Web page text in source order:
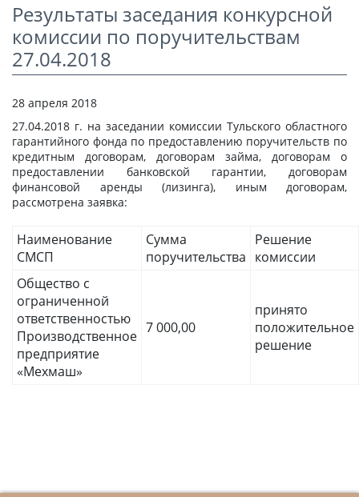
НОВОСТИ
СТАТЬИ
КОНТАКТЫ
Результаты заседания конкурсной
комиссии по поручительствам
27.04.2018
28 апреля 2018
27.04.2018 г. на заседании комиссии Тульского областного
гарантийного фонда по предоставлению поручительств по
кредитным договорам, договорам займа, договорам о
предоставлении банковской гарантии, договорам
финансовой аренды (лизинга), иным договорам,
рассмотрена заявка:
Наименование
СМСП
Сумма
поручительства
Решение
комиссии
Общество с
ограниченной
ответственностью
Производственное
предприятие
«Мехмаш»
7 000,00
принято
положительное
решение